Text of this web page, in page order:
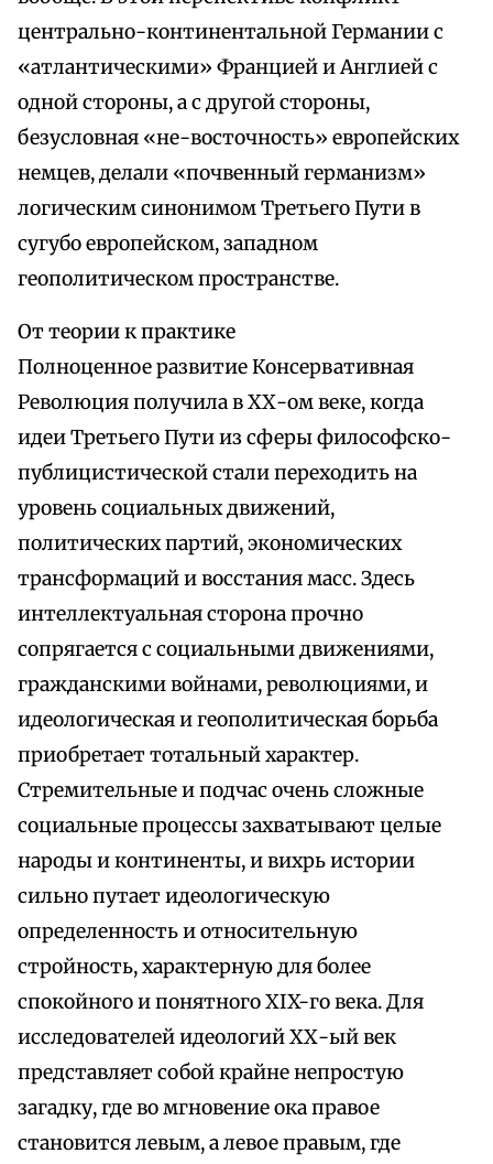
центрально-континентальной Германии с
«атлантическими» Францией и Англией с
одной стороны, а с другой стороны,
безусловная «не-восточность» европейских
немцев, делали «почвенный германизм»
логическим синонимом Третьего Пути в
сугубо европейском, западном
геополитическом пространстве.
От теории к практике
Полноценное развитие Консервативная
Революция получила в ХХ-ом веке, когда
идеи Третьего Пути из сферы философско-
публицистической стали переходить на
уровень социальных движений,
политических партий, экономических
трансформаций и восстания масс. Здесь
интеллектуальная сторона прочно
сопрягается с социальными движениями,
гражданскими войнами, революциями, и
идеологическая и геополитическая борьба
приобретает тотальный характер.
Стремительные и подчас очень сложные
социальные процессы захватывают целые
народы и континенты, и вихрь истории
сильно путает идеологическую
определенность и относительную
стройность, характерную для более
спокойного и понятного XIX-го века. Для
исследователей идеологий ХХ-ый век
представляет собой крайне непростую
загадку, где во мгновение ока правое
становится левым, а левое правым, где